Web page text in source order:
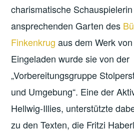
charismatische
ansprechenden Garten des
Finkenkrug aus dem Werk
Eingeladen wurde sie von der
„Vorbereitungsgruppe
und Umgebung“. Eine der
Hellwig-Illies, unterstützte
zu den Texten, die Fritzi